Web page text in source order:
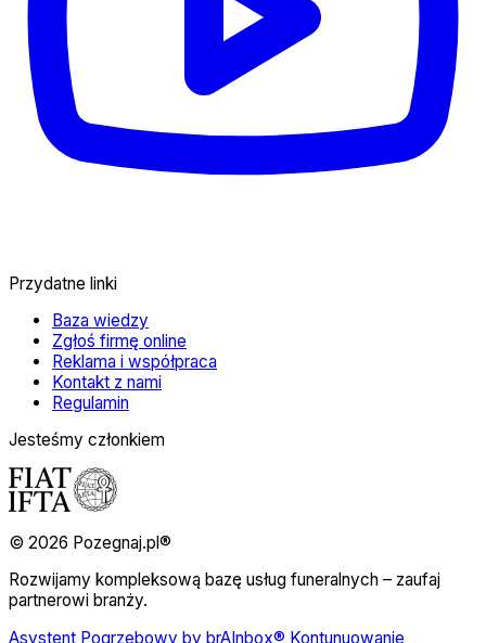
Przydatne linki
Baza wiedzy
Zgłoś firmę online
Reklama i współpraca
Kontakt z nami
Regulamin
Jesteśmy członkiem
© 2026 Pozegnaj.pl®
Rozwijamy kompleksową bazę usług funeralnych – zaufaj
partnerowi branży.
Asystent Pogrzebowy by brAInbox® Kontunuowanie